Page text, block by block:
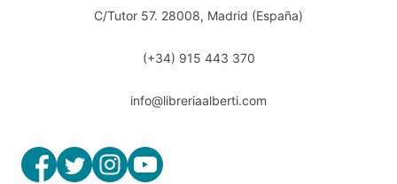
C/Tutor 57. 28008, Madrid (España)
(+34) 915 443 370
info@libreriaalberti.com